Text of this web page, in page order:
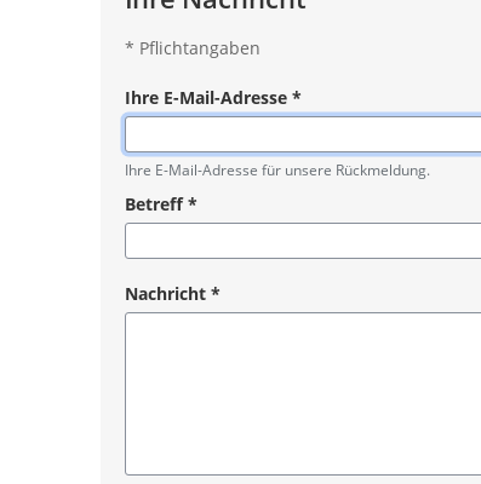
* Pflichtangaben
Ihre E-Mail-Adresse*
Pflichtangabe
Ihre E-Mail-Adresse für unsere Rückmeldung.
Betreff*
Nachricht*